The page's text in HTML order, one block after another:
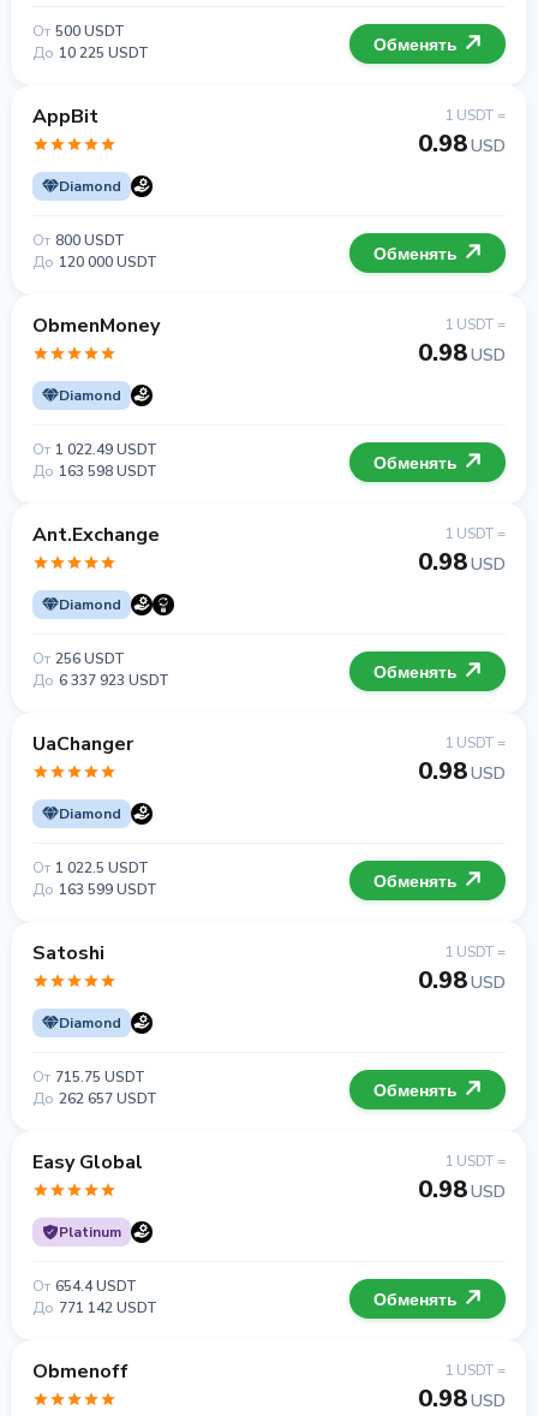
От 500 USDT
До 10 225 USDT Обменять
AppBit
Diamond
1 USDT =
0.98USD
От 800 USDT
До 120 000 USDT Обменять
ObmenMoney
Diamond
1 USDT =
0.98USD
От 1 022.49 USDT
До 163 598 USDT Обменять
Ant.Exchange
Diamond
1 USDT =
0.98USD
От 256 USDT
До 6 337 923 USDT Обменять
UaChanger
Diamond
1 USDT =
0.98USD
От 1 022.5 USDT
До 163 599 USDT Обменять
Satoshi
Diamond
1 USDT =
0.98USD
От 715.75 USDT
До 262 657 USDT Обменять
Easy Global
Platinum
1 USDT =
0.98USD
От 654.4 USDT
До 771 142 USDT Обменять
Obmenoff 1 USDT =
0.98USD